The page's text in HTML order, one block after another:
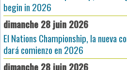
begin in 2026
dimanche 28 juin 2026
El Nations Championship, la nueva
dará comienzo en 2026
dimanche 28 juin 2026